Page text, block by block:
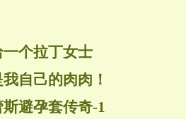
个拉丁女士
自己的肉肉！
避孕套传奇-1